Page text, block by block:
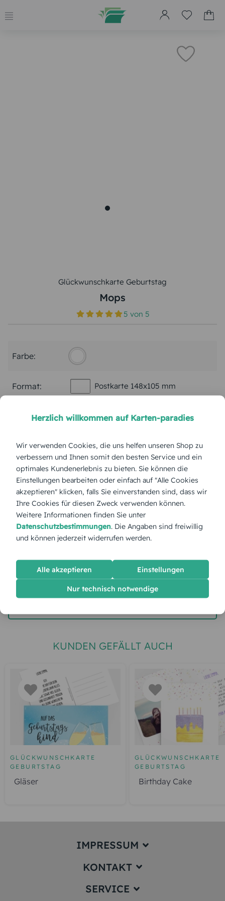
Glückwunschkarte Geburtstag
Mops
5 von 5
Farbe:
Format: Postkarte 148x105 mm
Papierart: Bilderdruck
Menge:
Stückpreis: 1,55 €
Gesamtpreis: 38,75 € Inkl. MwSt. zzgl. Versand
jetzt gestalten
KUNDEN GEFÄLLT AUCH
GLÜCKWUNSCHKARTE
GEBURTSTAG
Gläser
GLÜCKWUNSCHKARTE
GEBURTSTAG
Birthday Cake
IMPRESSUM
Impressum
KONTAKT
service@karten-paradies.de
SERVICE
Herzlich willkommen auf Karten-paradies
Wir verwenden Cookies, die uns helfen unseren Shop zu
verbessern und Ihnen somit den besten Service und ein
optimales Kundenerlebnis zu bieten. Sie können die
Einstellungen bearbeiten oder einfach auf "Alle Cookies
akzeptieren" klicken, falls Sie einverstanden sind, dass wir
Ihre Cookies für diesen Zweck verwenden können.
Weitere Informationen finden Sie unter
Datenschutzbestimmungen. Die Angaben sind freiwillig
und können jederzeit widerrufen werden.
Alle akzeptieren Einstellungen
Nur technisch notwendige